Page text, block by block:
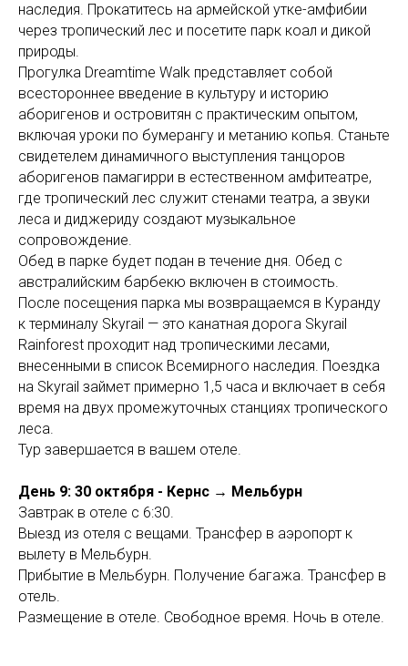
наследия. Прокатитесь на армейской утке-амфибии
через тропический лес и посетите парк коал и дикой
природы.
Прогулка Dreamtime Walk представляет собой
всестороннее введение в культуру и историю
аборигенов и островитян с практическим опытом,
включая уроки по бумерангу и метанию копья. Станьте
свидетелем динамичного выступления танцоров
аборигенов памагирри в естественном амфитеатре,
где тропический лес служит стенами театра, а звуки
леса и диджериду создают музыкальное
сопровождение.
Обед в парке будет подан в течение дня. Обед с
австралийским барбекю включен в стоимость.
После посещения парка мы возвращаемся в Куранду
к терминалу Skyrail — это канатная дорога Skyrail
Rainforest проходит над тропическими лесами,
внесенными в список Всемирного наследия. Поездка
на Skyrail займет примерно 1,5 часа и включает в себя
время на двух промежуточных станциях тропического
леса.
Тур завершается в вашем отеле.
День 9: 30 октября - Кернс → Мельбурн
Завтрак в отеле с 6:30.
Выезд из отеля с вещами. Трансфер в аэропорт к
вылету в Мельбурн.
Прибытие в Мельбурн. Получение багажа. Трансфер в
отель.
Размещение в отеле. Свободное время. Ночь в отеле.